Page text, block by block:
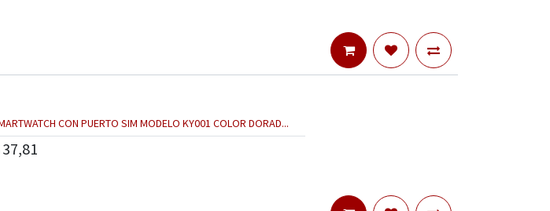
CON PUERTO SIM MODELO KY001 COLOR DORAD...
37,81